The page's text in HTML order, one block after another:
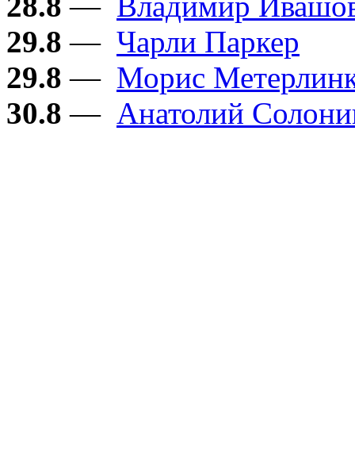
29.8 — Чарли Паркер
29.8 — Морис
30.8 — Анатолий